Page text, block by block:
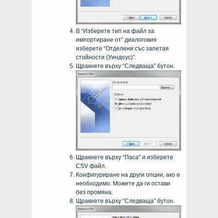
В “Изберете тип на файл за
импортиране от” диалоговия
изберете “Отделени със запетая
стойности (Уиндоус)”.
Щракнете върху “Следваща” бутон.
Щракнете върху “Паса” и изберете
CSV файл.
Конфигуриране на други опции, ако е
необходимо. Можете да ги остави
без промяна.
Щракнете върху “Следваща” бутон.